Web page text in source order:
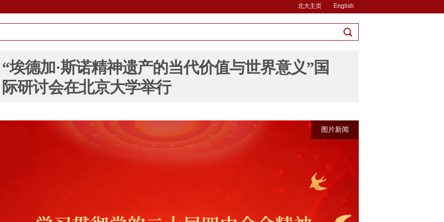
北大主页 English
“埃德加·斯诺精神遗产的当代价值与世界意义”国
际研讨会在北京大学举行
图片新闻
图片新闻
图片新闻
图片新闻